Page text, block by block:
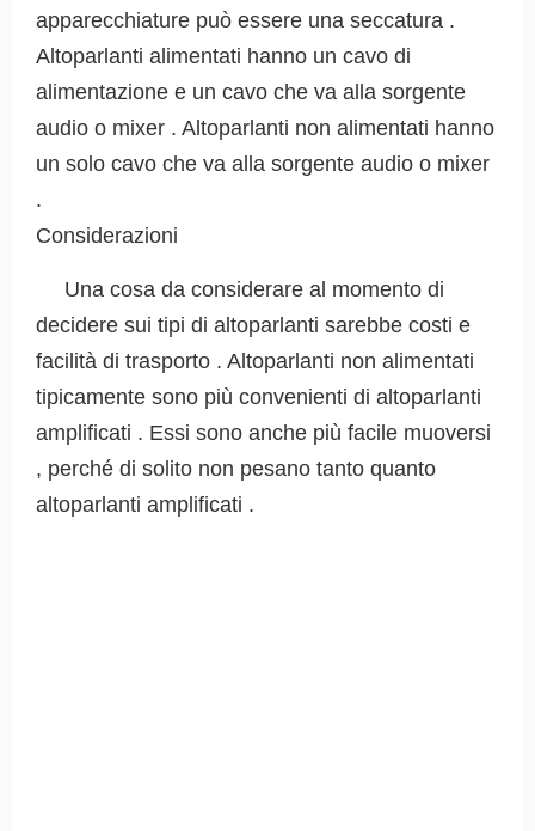
apparecchiature può essere una seccatura .
Altoparlanti alimentati hanno un cavo di
alimentazione e un cavo che va alla sorgente
audio o mixer . Altoparlanti non alimentati hanno
un solo cavo che va alla sorgente audio o mixer
.
Considerazioni
Una cosa da considerare al momento di
decidere sui tipi di altoparlanti sarebbe costi e
facilità di trasporto . Altoparlanti non alimentati
tipicamente sono più convenienti di altoparlanti
amplificati . Essi sono anche più facile muoversi
, perché di solito non pesano tanto quanto
altoparlanti amplificati .